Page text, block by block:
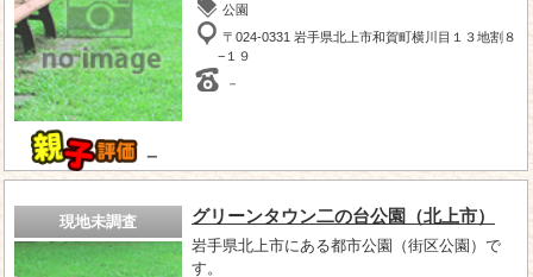
－
公園
〒024-0331 岩手県北上市和賀町横川目１３地割８
−１９
－
現地未調査 グリーンタウン二の台公園（北上市）
岩手県北上市にある都市公園（街区公園）で
す。